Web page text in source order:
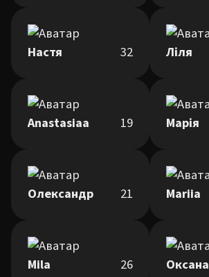
Настя 32 Ліля
Anastasiaa 19 Марія
Олександр 21 Mariia
Mila 26 Оксана